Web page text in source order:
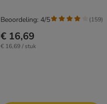
€ 16,69
€ 16,69 / stuk
Beoordeling: 4/5 (159)